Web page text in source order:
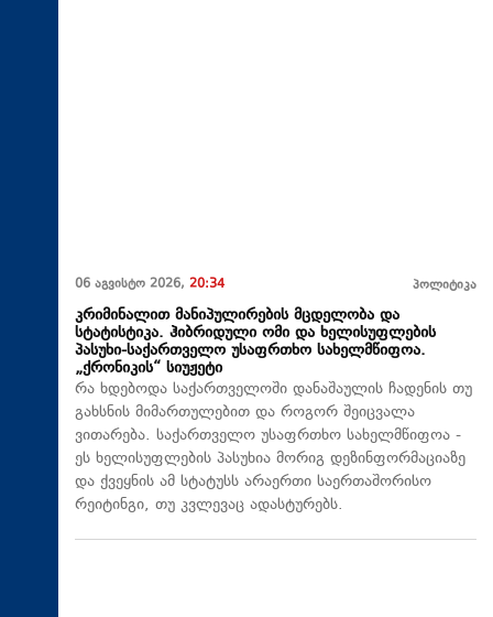
06 აგვისტო 2026, 20:34 პოლიტიკა
კრიმინალით მანიპულირების მცდელობა და
სტატისტიკა. ჰიბრიდული ომი და ხელისუფლების
პასუხი-საქართველო უსაფრთხო სახელმწიფოა.
„ქრონიკის“ სიუჟეტი
რა ხდებოდა საქართველოში დანაშაულის ჩადენის თუ
გახსნის მიმართულებით და როგორ შეიცვალა
ვითარება. საქართველო უსაფრთხო სახელმწიფოა -
ეს ხელისუფლების პასუხია მორიგ დეზინფორმაციაზე
და ქვეყნის ამ სტატუსს არაერთი საერთაშორისო
რეიტინგი, თუ კვლევაც ადასტურებს.